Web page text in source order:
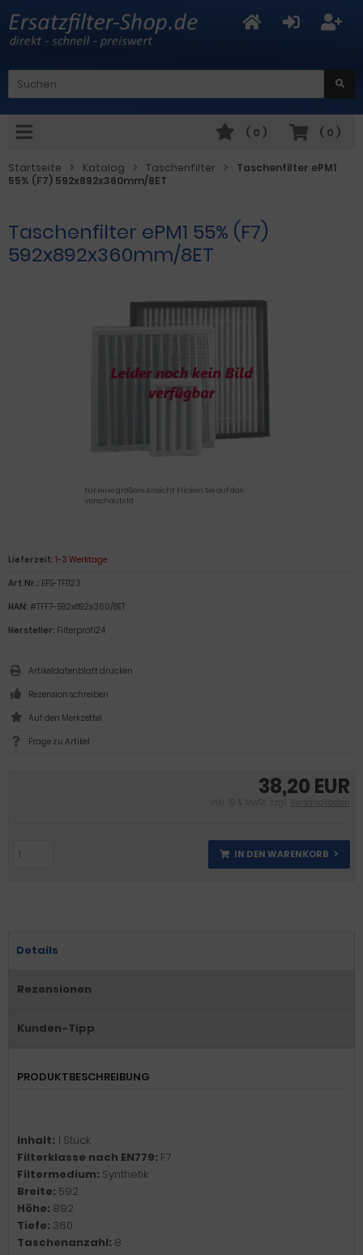
( 0 )
( 0 )
Startseite Katalog Taschenfilter
Taschenfilter ePM1
55% (F7) 592x892x360mm/8ET
Taschenfilter ePM1 55% (F7)
592x892x360mm/8ET
Für eine größere Ansicht klicken Sie auf das
Vorschaubild
38,20 EUR
inkl. 19 % MwSt. zzgl. Versandkosten
IN DEN WARENKORB
Lieferzeit: 1-3 Werktage
Art.Nr.: EFS-TF1123
HAN: #TFF7-592x892x360/8ET
Hersteller: Filterprofi24
Artikeldatenblatt drucken
Rezension schreiben
Frage zu Artikel
Details
Rezensionen
Kunden-Tipp
PRODUKTBESCHREIBUNG
Inhalt: 1 Stück
Filterklasse nach EN779: F7
Filtermedium: Synthetik
Breite: 592
Höhe: 892
Tiefe: 360
Taschenanzahl: 8